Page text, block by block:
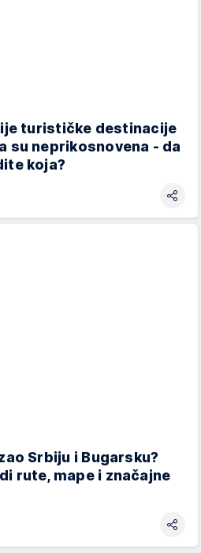
turističke destinacije
su neprikosnovena - da
koja?
Srbiju i Bugarsku?
rute, mape i značajne